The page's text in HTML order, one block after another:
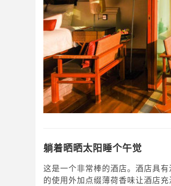
躺着晒晒太阳睡个午觉
这是一个非常棒的酒店。酒店具
的使用外加点缀薄荷香味让酒店充